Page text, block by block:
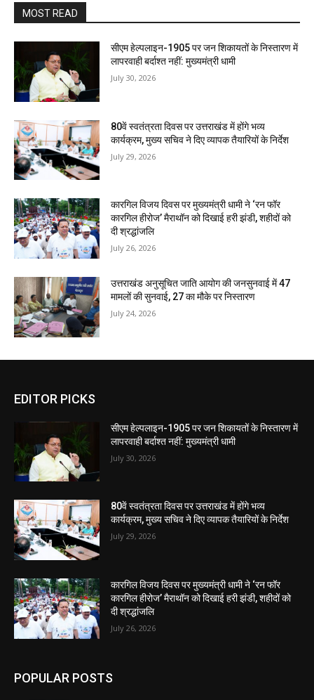
MOST READ
सीएम हेल्पलाइन-1905 पर जन शिकायतों के निस्तारण में
लापरवाही बर्दाश्त नहीं: मुख्यमंत्री धामी
July 30, 2026
80वें स्वतंत्रता दिवस पर उत्तराखंड में होंगे भव्य
कार्यक्रम, मुख्य सचिव ने दिए व्यापक तैयारियों के निर्देश
July 29, 2026
कारगिल विजय दिवस पर मुख्यमंत्री धामी ने ‘रन फॉर
कारगिल हीरोज’ मैराथॉन को दिखाई हरी झंडी, शहीदों को
दी श्रद्धांजलि
July 26, 2026
उत्तराखंड अनुसूचित जाति आयोग की जनसुनवाई में 47
मामलों की सुनवाई, 27 का मौके पर निस्तारण
July 24, 2026
EDITOR PICKS
सीएम हेल्पलाइन-1905 पर जन शिकायतों के निस्तारण में
लापरवाही बर्दाश्त नहीं: मुख्यमंत्री धामी
July 30, 2026
80वें स्वतंत्रता दिवस पर उत्तराखंड में होंगे भव्य
कार्यक्रम, मुख्य सचिव ने दिए व्यापक तैयारियों के निर्देश
July 29, 2026
कारगिल विजय दिवस पर मुख्यमंत्री धामी ने ‘रन फॉर
कारगिल हीरोज’ मैराथॉन को दिखाई हरी झंडी, शहीदों को
दी श्रद्धांजलि
July 26, 2026
POPULAR POSTS